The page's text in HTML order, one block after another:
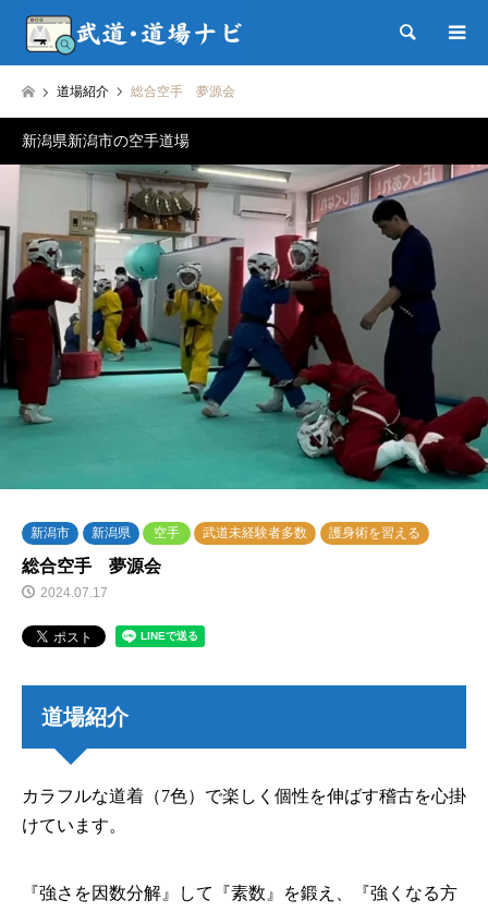
検索
道場紹介 総合空手 夢源会
新潟県新潟市の空手道場
新潟市 新潟県 空手 武道未経験者多数 護身術を習える
総合空手 夢源会
2024.07.17
道場紹介
カラフルな道着（7色）で楽しく個性を伸ばす稽古を心掛
けています。
『強さを因数分解』して『素数』を鍛え、『強くなる方